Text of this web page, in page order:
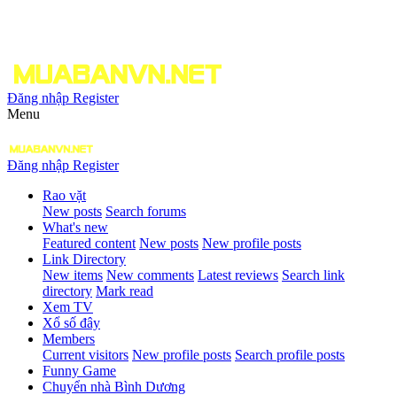
Đăng nhập Register
Menu
Đăng nhập Register
Rao vặt
New posts Search forums
What's new
Featured content New posts New profile posts
Link Directory
New items New comments Latest reviews Search link
directory Mark read
Xem TV
Xổ số đây
Members
Current visitors New profile posts Search profile posts
Funny Game
Chuyển nhà Bình Dương